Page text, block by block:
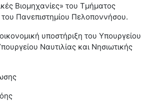
Βιομηχανίες» του Τμήματος
Πανεπιστημίου Πελοποννήσου.
υποστήριξη του Υπουργείου
Ναυτιλίας και Νησιωτικής